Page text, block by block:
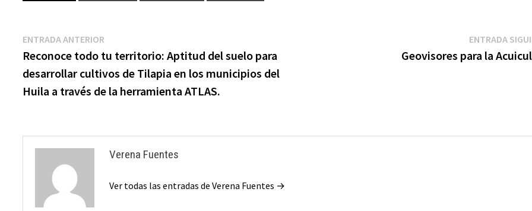
Navegación
de
entradas
ENTRADA ANTERIOR
anterior:
Reconoce todo tu territorio: Aptitud del suelo para
desarrollar cultivos de Tilapia en los municipios del
Huila a través de la herramienta ATLAS.
ENTRADA
Geovisores para la
Verena Fuentes
Ver todas las entradas de Verena Fuentes →